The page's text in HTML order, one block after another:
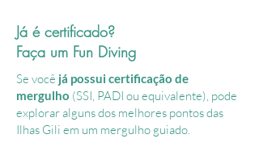
Já é certificado?
Faça um Fun Diving
Se você já possui certificação de
mergulho (SSI, PADI ou equivalente), pode
explorar alguns dos melhores pontos das
Ilhas Gili em um mergulho guiado.